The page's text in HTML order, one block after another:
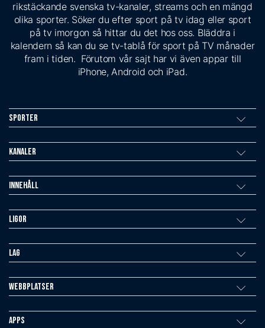
rikstäckande svenska tv-kanaler, streams och en mängd
olika sporter. Söker du efter sport på tv idag eller sport
på tv imorgon så hittar du det hos oss. Bläddra i
kalendern så kan du se tv-tablå för sport på TV månader
fram i tiden. Förutom vår sajt har vi även appar till
iPhone, Android och iPad.
Sporter
Kanaler
Innehåll
Ligor
Lag
Webbplatser
Apps